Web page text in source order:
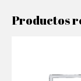
Productos